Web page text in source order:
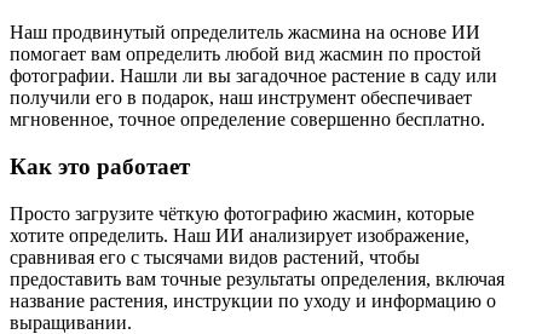
Наш продвинутый определитель жасмина на основе ИИ
помогает вам определить любой вид жасмин по простой
фотографии. Нашли ли вы загадочное растение в саду или
получили его в подарок, наш инструмент обеспечивает
мгновенное, точное определение совершенно бесплатно.
Как это работает
Просто загрузите чёткую фотографию жасмин, которые
хотите определить. Наш ИИ анализирует изображение,
сравнивая его с тысячами видов растений, чтобы
предоставить вам точные результаты определения, включая
название растения, инструкции по уходу и информацию о
выращивании.